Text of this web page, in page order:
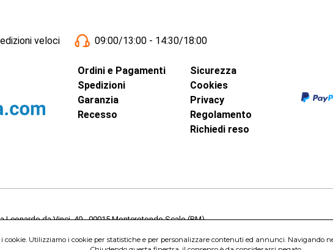
veloci 09:00/13:00 - 14:30/18:00
Ordini e Pagamenti
Spedizioni
Garanzia
Recesso
Sicurezza
Cookies
Privacy
Regolamento
Richiedi reso
Leonardo da Vinci, 40 - 00015 Monterotondo Scalo (RM)
06634500588 Capitale Sociale 1.600.000,00 Euro i.v. Iscritto al Registro delle Imprese di
40 - 00015 Monterotondo Scalo (RM) - Telefono:06.90095358
cookie. Utilizziamo i cookie per statistiche e per personalizzare contenuti ed annunci. Navigando